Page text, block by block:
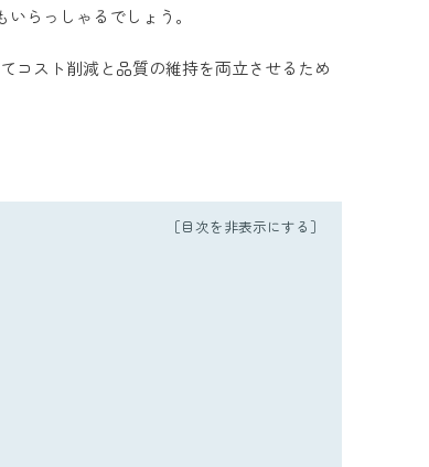
らっしゃるでしょう。
コスト削減と品質の維持を両立させるため